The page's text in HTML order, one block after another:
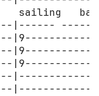
sailing
|------